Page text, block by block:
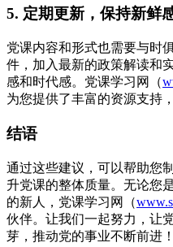
5. 定期更新，保持新鲜
党课内容和形式也需要与时
件，加入最新的政策解读和
感和时代感。党课学习网（
为您提供了丰富的资源支持
结语
通过这些建议，可以帮助您
升党课的整体质量。无论您
的新人，党课学习网（
伙伴。让我们一起努力，让
芽，推动党的事业不断前进！